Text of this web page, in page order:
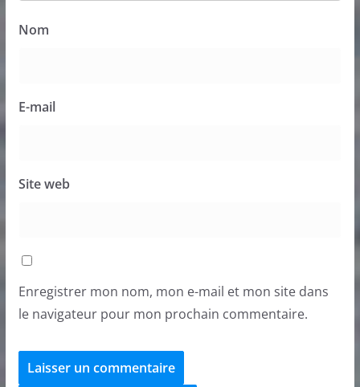
Nom
E-mail
Site web
Enregistrer mon nom, mon e-mail et mon site dans
le navigateur pour mon prochain commentaire.